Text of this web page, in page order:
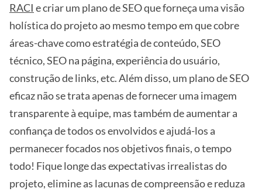
RACI e criar um plano de SEO que forneça uma visão
holística do projeto ao mesmo tempo em que cobre
áreas-chave como estratégia de conteúdo, SEO
técnico, SEO na página, experiência do usuário,
construção de links, etc. Além disso, um plano de SEO
eficaz não se trata apenas de fornecer uma imagem
transparente à equipe, mas também de aumentar a
confiança de todos os envolvidos e ajudá-los a
permanecer focados nos objetivos finais, o tempo
todo! Fique longe das expectativas irrealistas do
projeto, elimine as lacunas de compreensão e reduza